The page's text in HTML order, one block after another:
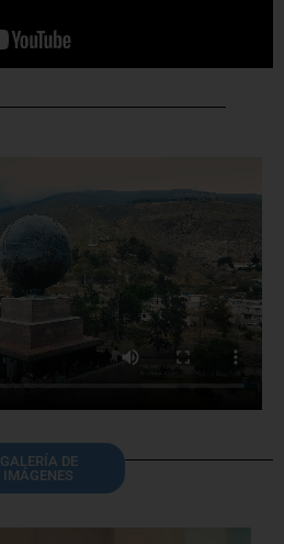
GALERÍA DE
IMÁGENES